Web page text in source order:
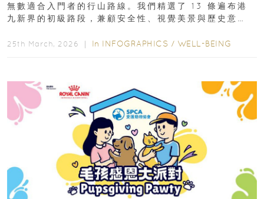
無數適合入門者的行山路線。我們精選了 13 條遍布港
九新界的初級路段，兼顧安全性、視覺美景與歷史意
25th March, 2026 ｜ In INFOGRAPHICS / WELL-BEING